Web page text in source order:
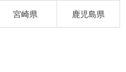
宮崎県 鹿児島県